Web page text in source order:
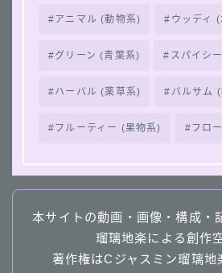
アニマル (動物系) ウッディ
グリーン (青葉系) スパイシ
ハーバル (薬草系) バルサム
フルーティー (果物系) フロ
本サイトの動画・画像・構成・
瑠璃地楽による創作
著作権はCジャスミン瑠璃地